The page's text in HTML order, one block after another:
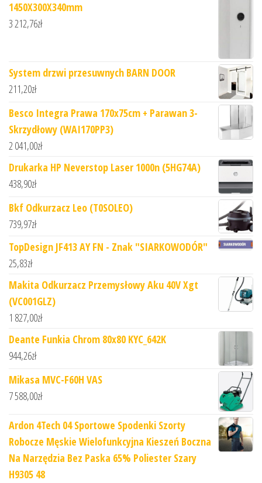
1450X300X340mm
3 212,76zł
System drzwi przesuwnych BARN DOOR
211,20zł
Besco Integra Prawa 170x75cm + Parawan 3-
Skrzydłowy (WAI170PP3)
2 041,00zł
Drukarka HP Neverstop Laser 1000n (5HG74A)
438,90zł
Bkf Odkurzacz Leo (T0SOLEO)
739,97zł
TopDesign JF413 AY FN - Znak "SIARKOWODÓR"
25,83zł
Makita Odkurzacz Przemysłowy Aku 40V Xgt
(VC001GLZ)
1 827,00zł
Deante Funkia Chrom 80x80 KYC_642K
944,26zł
Mikasa MVC-F60H VAS
7 588,00zł
Ardon 4Tech 04 Sportowe Spodenki Szorty
Robocze Męskie Wielofunkcyjna Kieszeń Boczna
Na Narzędzia Bez Paska 65% Poliester Szary
H9305 48